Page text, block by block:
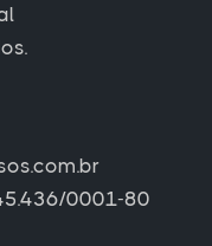
0001-80